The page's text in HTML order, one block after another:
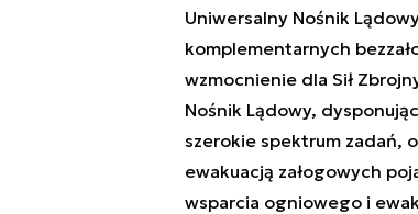
Uniwersalny Nośnik
komplementarnych
wzmocnienie dla Sił
Nośnik Lądowy,
szerokie spektrum zadań,
ewakuacją załogowych
wsparcia ogniowego i